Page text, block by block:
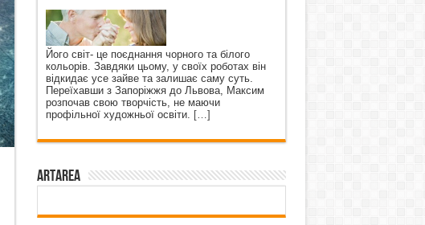
Його світ- це поєднання чорного та білого
кольорів. Завдяки цьому, у своїх роботах він
відкидає усе зайве та залишає саму суть.
Переїхавши з Запоріжжя до Львова, Максим
розпочав свою творчість, не маючи
профільної художньої освіти. […]
ArtArea